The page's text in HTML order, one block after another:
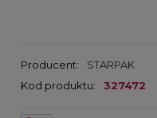
Producent:
STARPAK
Kod produktu:
327472